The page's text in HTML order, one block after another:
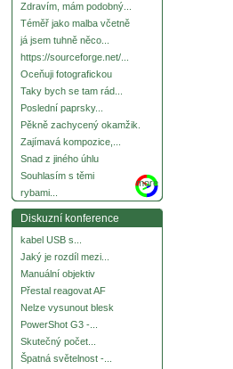
Zdravím, mám podobný...
Téměř jako malba včetně
já jsem tuhně něco...
https://sourceforge.net/...
Oceňuji fotografickou
Taky bych se tam rád...
Poslední paprsky...
Pěkně zachycený okamžik.
Zajímavá kompozice,...
Snad z jiného úhlu
Souhlasím s těmi
rybami...
more
Diskuzní konference
kabel USB s...
Jaký je rozdíl mezi...
Manuální objektiv
Přestal reagovat AF
Nelze vysunout blesk
PowerShot G3 -...
Skutečný počet...
Špatná světelnost -...